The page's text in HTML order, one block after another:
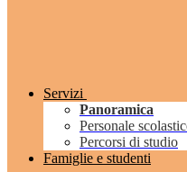
Servizi
Panoramica
Personale
Percorsi di studio
Famiglie e studenti